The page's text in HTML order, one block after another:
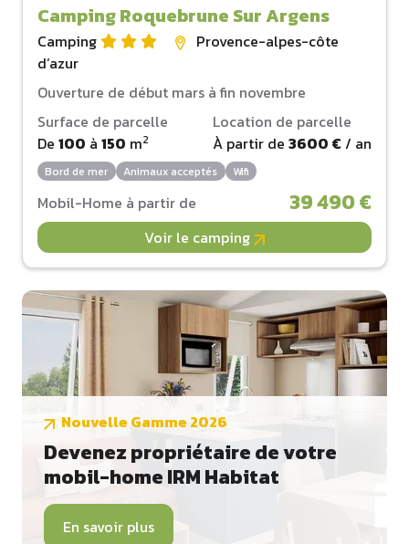
Camping Roquebrune Sur Argens
Camping
Provence-alpes-côte
d‘azur
Ouverture de début mars à fin novembre
Surface de parcelle
De 100 à 150 m2
Location de parcelle
À partir de 3600 € / an
Bord de mer Animaux acceptés Wifi
Mobil-Home à partir de 39 490 €
Voir le camping
Nouvelle Gamme 2026
Devenez propriétaire de votre
mobil-home IRM Habitat
En savoir plus